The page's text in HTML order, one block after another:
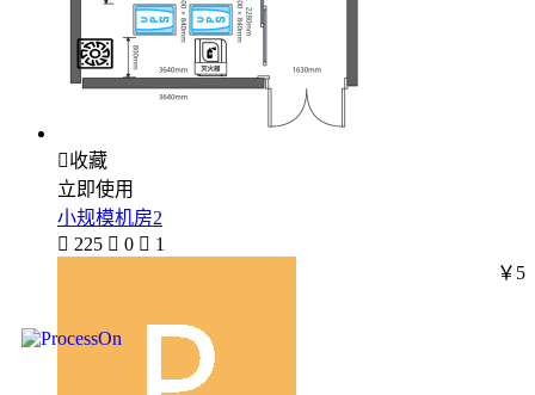
收藏
立即使用
小规模机房2
 225  0  1
￥5